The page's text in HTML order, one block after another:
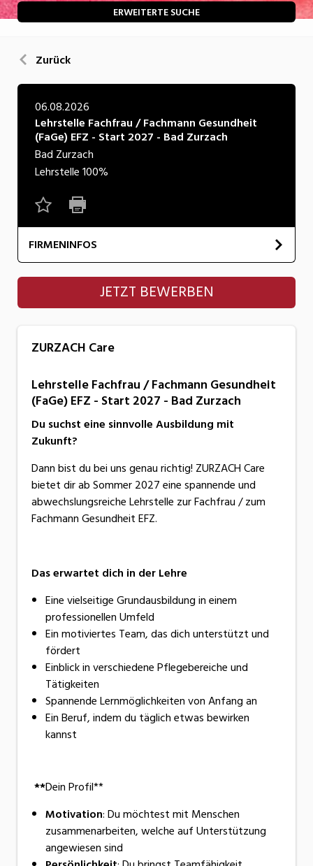
Handwerk/Technik
Kultur
Natur
Verkehr/Logistik
Wirtschaft/Verwaltung
ERWEITERTE SUCHE
Zurück
06.08.2026
Lehrstelle Fachfrau / Fachmann Gesundheit
(FaGe) EFZ - Start 2027 - Bad Zurzach
Bad Zurzach
Lehrstelle100%
FIRMENINFOS
ZURZACH Care
JETZT BEWERBEN
ZURZACH Care
Lehrstelle Fachfrau / Fachmann Gesundheit
(FaGe) EFZ - Start 2027 - Bad Zurzach
Du suchst eine sinnvolle Ausbildung mit
Zukunft?
Dann bist du bei uns genau richtig! ZURZACH Care
bietet dir ab Sommer 2027 eine spannende und
abwechslungsreiche Lehrstelle zur Fachfrau / zum
Fachmann Gesundheit EFZ.
Das erwartet dich in der Lehre
Eine vielseitige Grundausbildung in einem
professionellen Umfeld
Ein motiviertes Team, das dich unterstützt und
fördert
Einblick in verschiedene Pflegebereiche und
Tätigkeiten
Spannende Lernmöglichkeiten von Anfang an
Ein Beruf, indem du täglich etwas bewirken
kannst
**Dein Profil**
Motivation: Du möchtest mit Menschen
zusammenarbeiten, welche auf Unterstützung
angewiesen sind